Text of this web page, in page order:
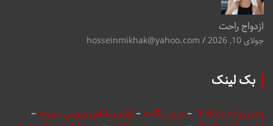
ازدواج راحت
جولای 10, 2026 hosseinmikhak@yahoo.com
بک لینک
پخش زنده شبکه 3 –دریل مگنت–تولیدی لباس ورزشی منیریه–